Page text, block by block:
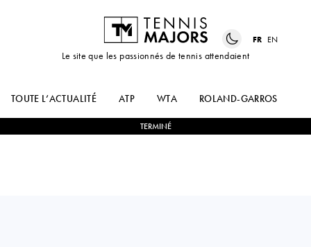
Le site que les passionnés de tennis attendaient
FR EN
TOUTE L’ACTUALITÉ ATP WTA ROLAND-GARROS
TERMINÉ